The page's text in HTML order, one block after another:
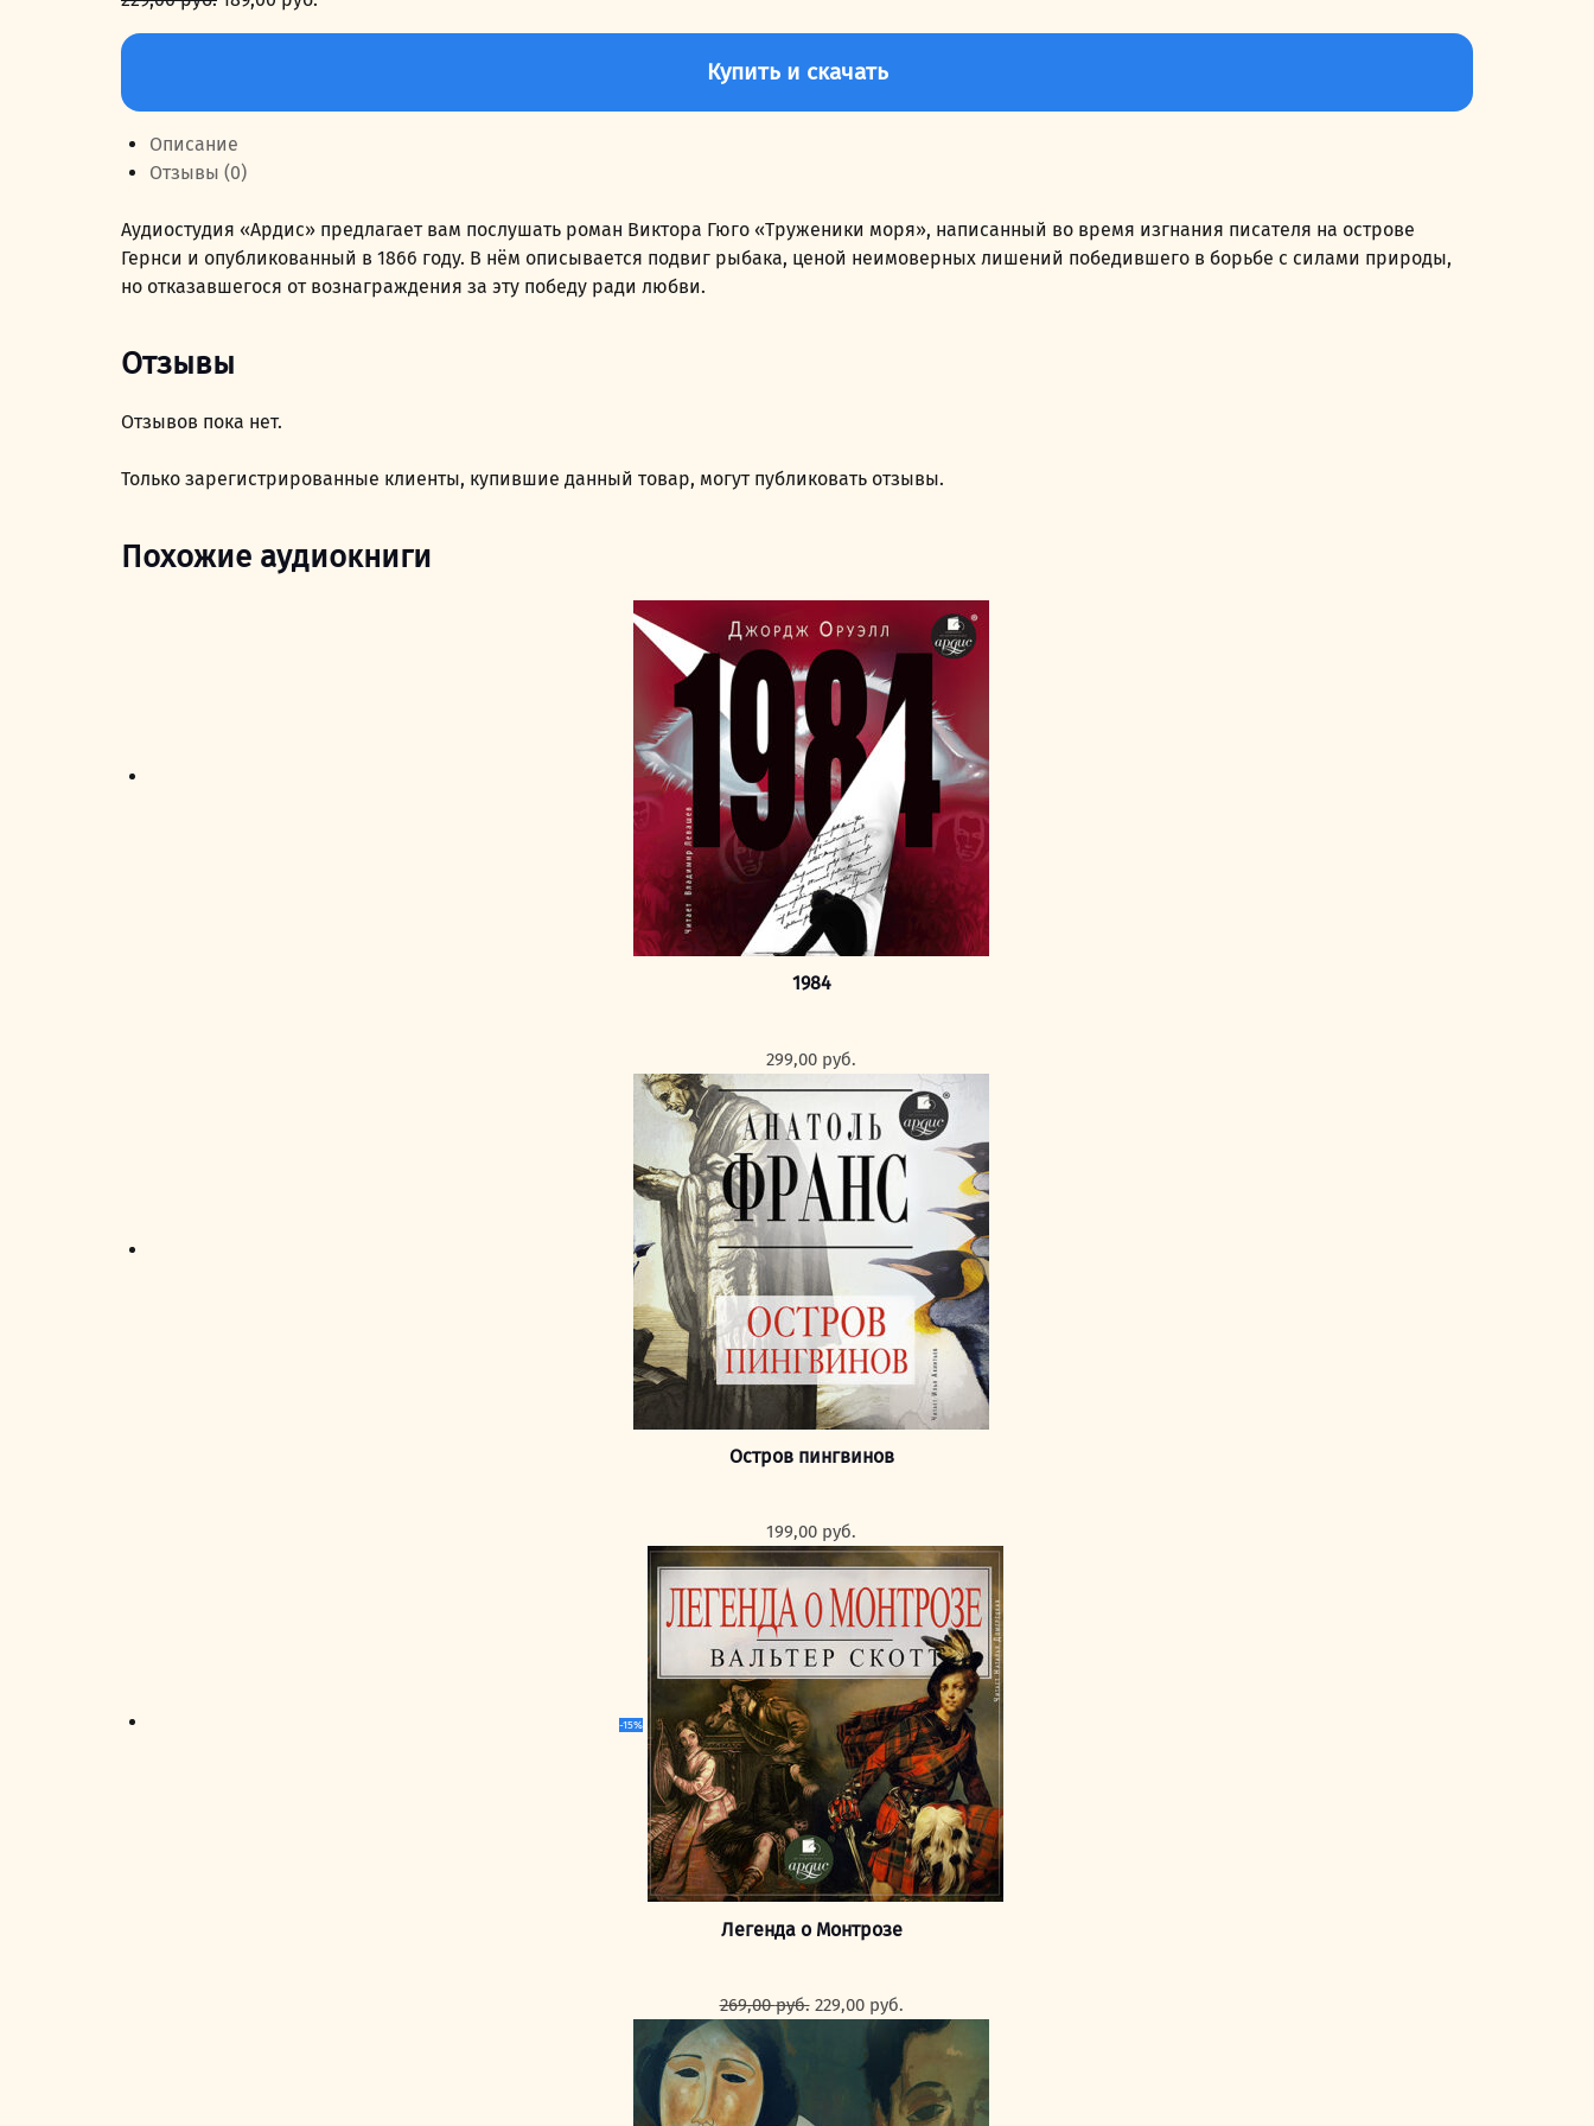
Количество
Труженики
Купить и скачать
Описание
Отзывы (0)
Аудиостудия «Ардис» предлагает вам послушать роман Виктора Гюго «Труженики моря», написанный во время изгнания писателя на острове
Гернси и опубликованный в 1866 году. В нём описывается подвиг рыбака, ценой неимоверных лишений победившего в борьбе с силами природы,
но отказавшегося от вознаграждения за эту победу ради любви.
Отзывы
Отзывов пока нет.
Только зарегистрированные клиенты, купившие данный товар, могут публиковать отзывы.
Похожие аудиокниги
1984
299,00 руб.
Остров пингвинов
199,00 руб.
-15%
Легенда о Монтрозе
269,00руб. Первоначальная
составляла
269,00 руб..
229,00 руб.
цена:
229,00 руб..